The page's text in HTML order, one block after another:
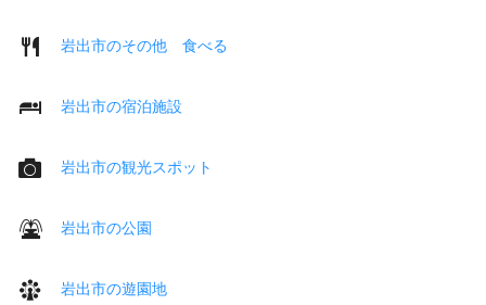
岩出市のその他 食べる
岩出市の宿泊施設
岩出市の観光スポット
岩出市の公園
岩出市の遊園地